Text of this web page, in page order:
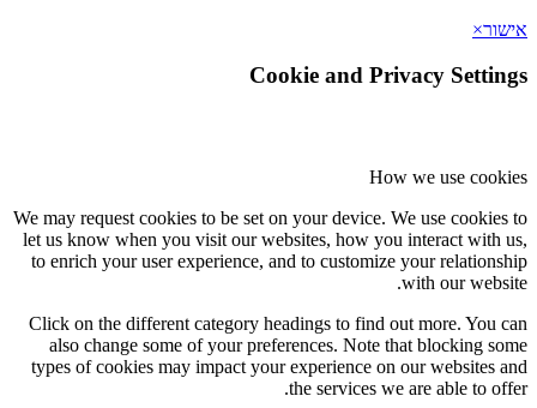
אישור×
Cookie and Privacy Settings
How we use cookies
We may request cookies to be set on your device. We use cookies to
let us know when you visit our websites, how you interact with us,
to enrich your user experience, and to customize your relationship
with our website.
Click on the different category headings to find out more. You can
also change some of your preferences. Note that blocking some
types of cookies may impact your experience on our websites and
the services we are able to offer.